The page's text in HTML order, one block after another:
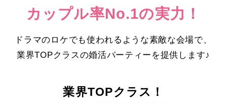
カップル率No.1の実力！
ドラマのロケでも使われるような素敵な会場で、
業界TOPクラスの婚活パーティーを提供します♪
業界TOPクラス！